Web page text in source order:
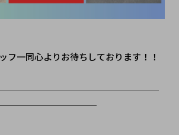
フ一同心よりお待ちしております！！